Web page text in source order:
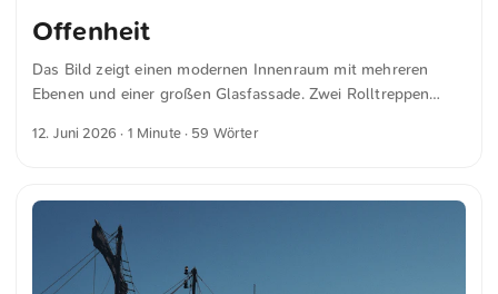
Offenheit
Das Bild zeigt einen modernen Innenraum mit mehreren
Ebenen und einer großen Glasfassade. Zwei Rolltreppen
umfasst geschwungene Balkone und einen hellen
kannst du kostenfrei und in voller Auflösung auf
unsplash.com runterladen. Hier geht es zum Foto
12. Juni 2026 · 1 Minute · 59 Wörter